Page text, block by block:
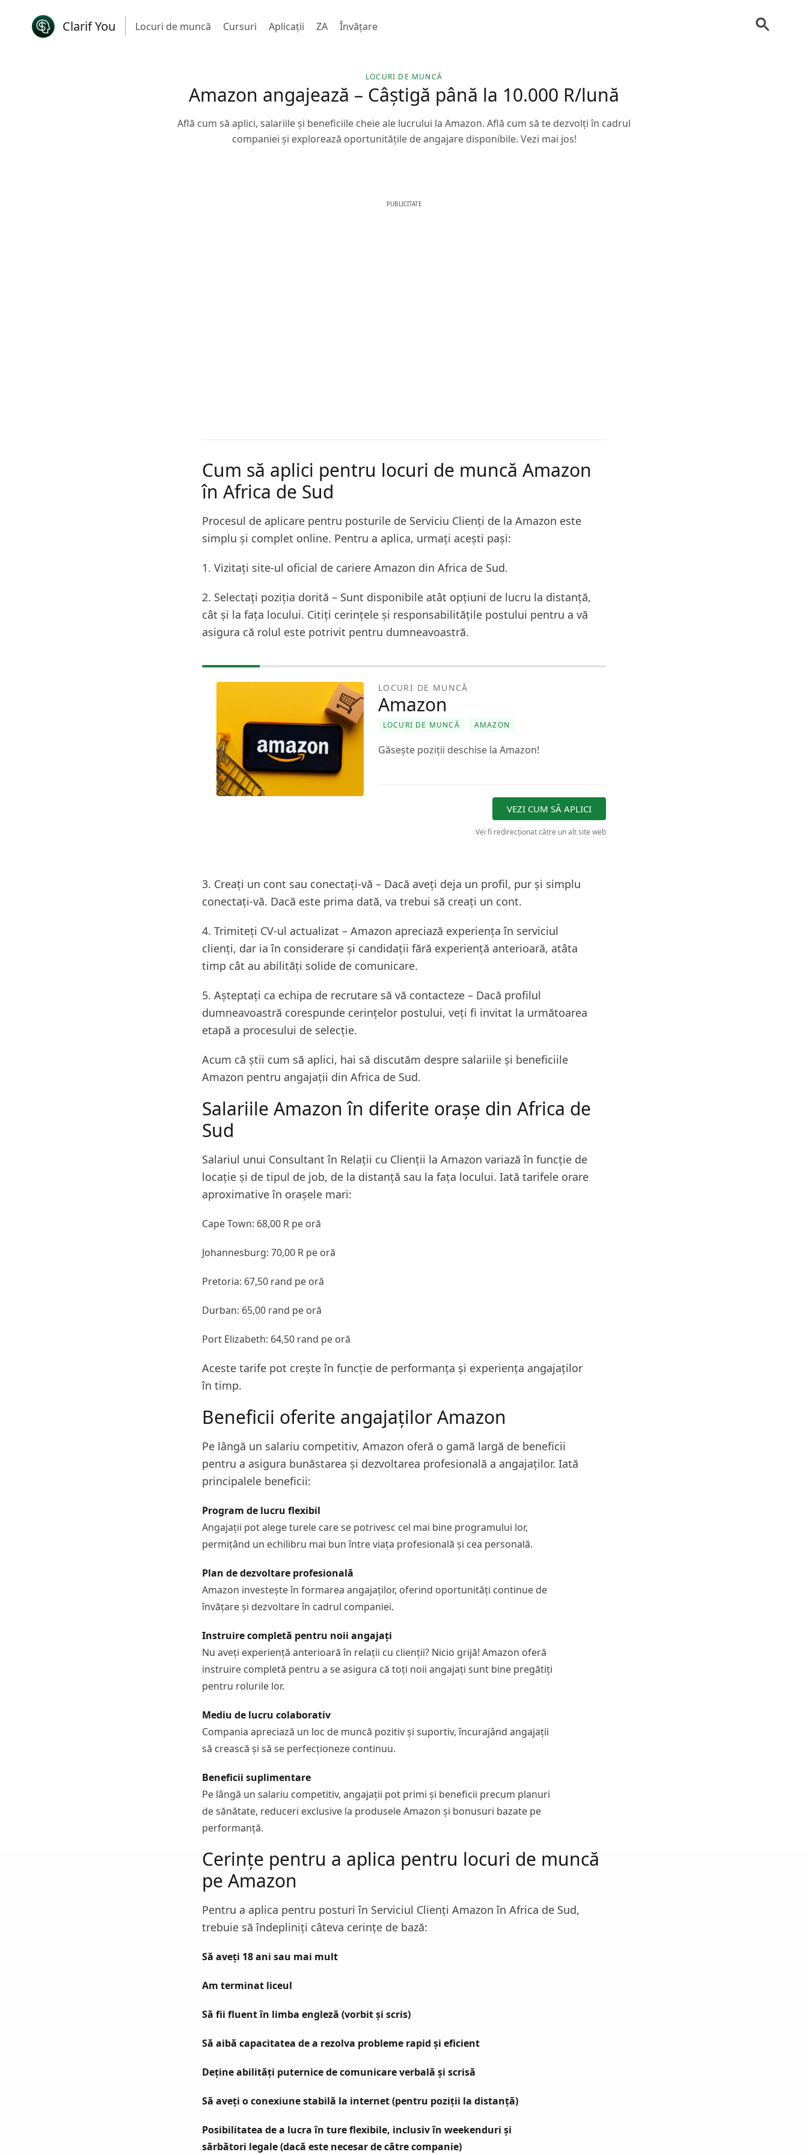
Clarif You Locuri de muncă Cursuri Aplicații ZA Învăţare
LOCURI DE MUNCĂ
Amazon angajează – Câștigă până la 10.000 R/lună
Află cum să aplici, salariile și beneficiile cheie ale lucrului la Amazon. Află cum să te dezvolți în cadrul
companiei și explorează oportunitățile de angajare disponibile. Vezi mai jos!
PUBLICITATE
Cum să aplici pentru locuri de muncă Amazon
în Africa de Sud
Procesul de aplicare pentru posturile de Serviciu Clienți de la Amazon este
simplu și complet online. Pentru a aplica, urmați acești pași:
1. Vizitați site-ul oficial de cariere Amazon din Africa de Sud.
2. Selectați poziția dorită – Sunt disponibile atât opțiuni de lucru la distanță,
cât și la fața locului. Citiți cerințele și responsabilitățile postului pentru a vă
asigura că rolul este potrivit pentru dumneavoastră.
LOCURI DE MUNCĂ
Amazon
LOCURI DE MUNCĂ AMAZON
Găsește poziții deschise la Amazon!
VEZI CUM SĂ APLICI
Vei fi redirecționat către un alt site web
3. Creați un cont sau conectați-vă – Dacă aveți deja un profil, pur și simplu
conectați-vă. Dacă este prima dată, va trebui să creați un cont.
4. Trimiteți CV-ul actualizat – Amazon apreciază experiența în serviciul
clienți, dar ia în considerare și candidații fără experiență anterioară, atâta
timp cât au abilități solide de comunicare.
5. Așteptați ca echipa de recrutare să vă contacteze – Dacă profilul
dumneavoastră corespunde cerințelor postului, veți fi invitat la următoarea
etapă a procesului de selecție.
Acum că știi cum să aplici, hai să discutăm despre salariile și beneficiile
Amazon pentru angajații din Africa de Sud.
Salariile Amazon în diferite orașe din Africa de
Sud
Salariul unui Consultant în Relații cu Clienții la Amazon variază în funcție de
locație și de tipul de job, de la distanță sau la fața locului. Iată tarifele orare
aproximative în orașele mari:
Cape Town: 68,00 R pe oră
Johannesburg: 70,00 R pe oră
Pretoria: 67,50 rand pe oră
Durban: 65,00 rand pe oră
Port Elizabeth: 64,50 rand pe oră
Aceste tarife pot crește în funcție de performanța și experiența angajaților
în timp.
Beneficii oferite angajaților Amazon
Pe lângă un salariu competitiv, Amazon oferă o gamă largă de beneficii
pentru a asigura bunăstarea și dezvoltarea profesională a angajaților. Iată
principalele beneficii:
Program de lucru flexibil
Angajații pot alege turele care se potrivesc cel mai bine programului lor,
permițând un echilibru mai bun între viața profesională și cea personală.
Plan de dezvoltare profesională
Amazon investește în formarea angajaților, oferind oportunități continue de
învățare și dezvoltare în cadrul companiei.
Instruire completă pentru noii angajați
Nu aveți experiență anterioară în relații cu clienții? Nicio grijă! Amazon oferă
instruire completă pentru a se asigura că toți noii angajați sunt bine pregătiți
pentru rolurile lor.
Mediu de lucru colaborativ
Compania apreciază un loc de muncă pozitiv și suportiv, încurajând angajații
să crească și să se perfecționeze continuu.
Beneficii suplimentare
Pe lângă un salariu competitiv, angajații pot primi și beneficii precum planuri
de sănătate, reduceri exclusive la produsele Amazon și bonusuri bazate pe
performanță.
Cerințe pentru a aplica pentru locuri de muncă
pe Amazon
Pentru a aplica pentru posturi în Serviciul Clienți Amazon în Africa de Sud,
trebuie să îndepliniți câteva cerințe de bază:
Să aveți 18 ani sau mai mult
Am terminat liceul
Să fii fluent în limba engleză (vorbit și scris)
Să aibă capacitatea de a rezolva probleme rapid și eficient
Deține abilități puternice de comunicare verbală și scrisă
Să aveți o conexiune stabilă la internet (pentru poziții la distanță)
Posibilitatea de a lucra în ture flexibile, inclusiv în weekenduri și
sărbători legale (dacă este necesar de către companie)